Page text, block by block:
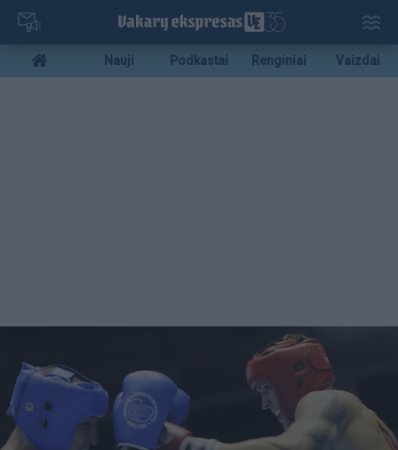
Pereiti
pagrindinį
turinį
Mobile
menu
Nauji Podkastai Renginiai Vaizdai